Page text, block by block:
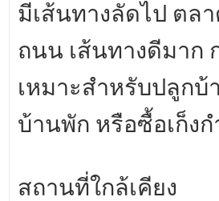
มีเส้นทางลัดไป ตล
ถนน เส้นทางดีมาก
เหมาะสำหรับปลูกบ้
บ้านพัก หรือซื้อเก็งก
สถานที่ใกล้เคียง